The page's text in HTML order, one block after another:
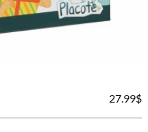
27.99$